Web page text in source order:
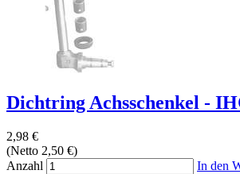
Dichtring Achsschenkel -
2,98 €
(Netto 2,50 €)
Anzahl
In den